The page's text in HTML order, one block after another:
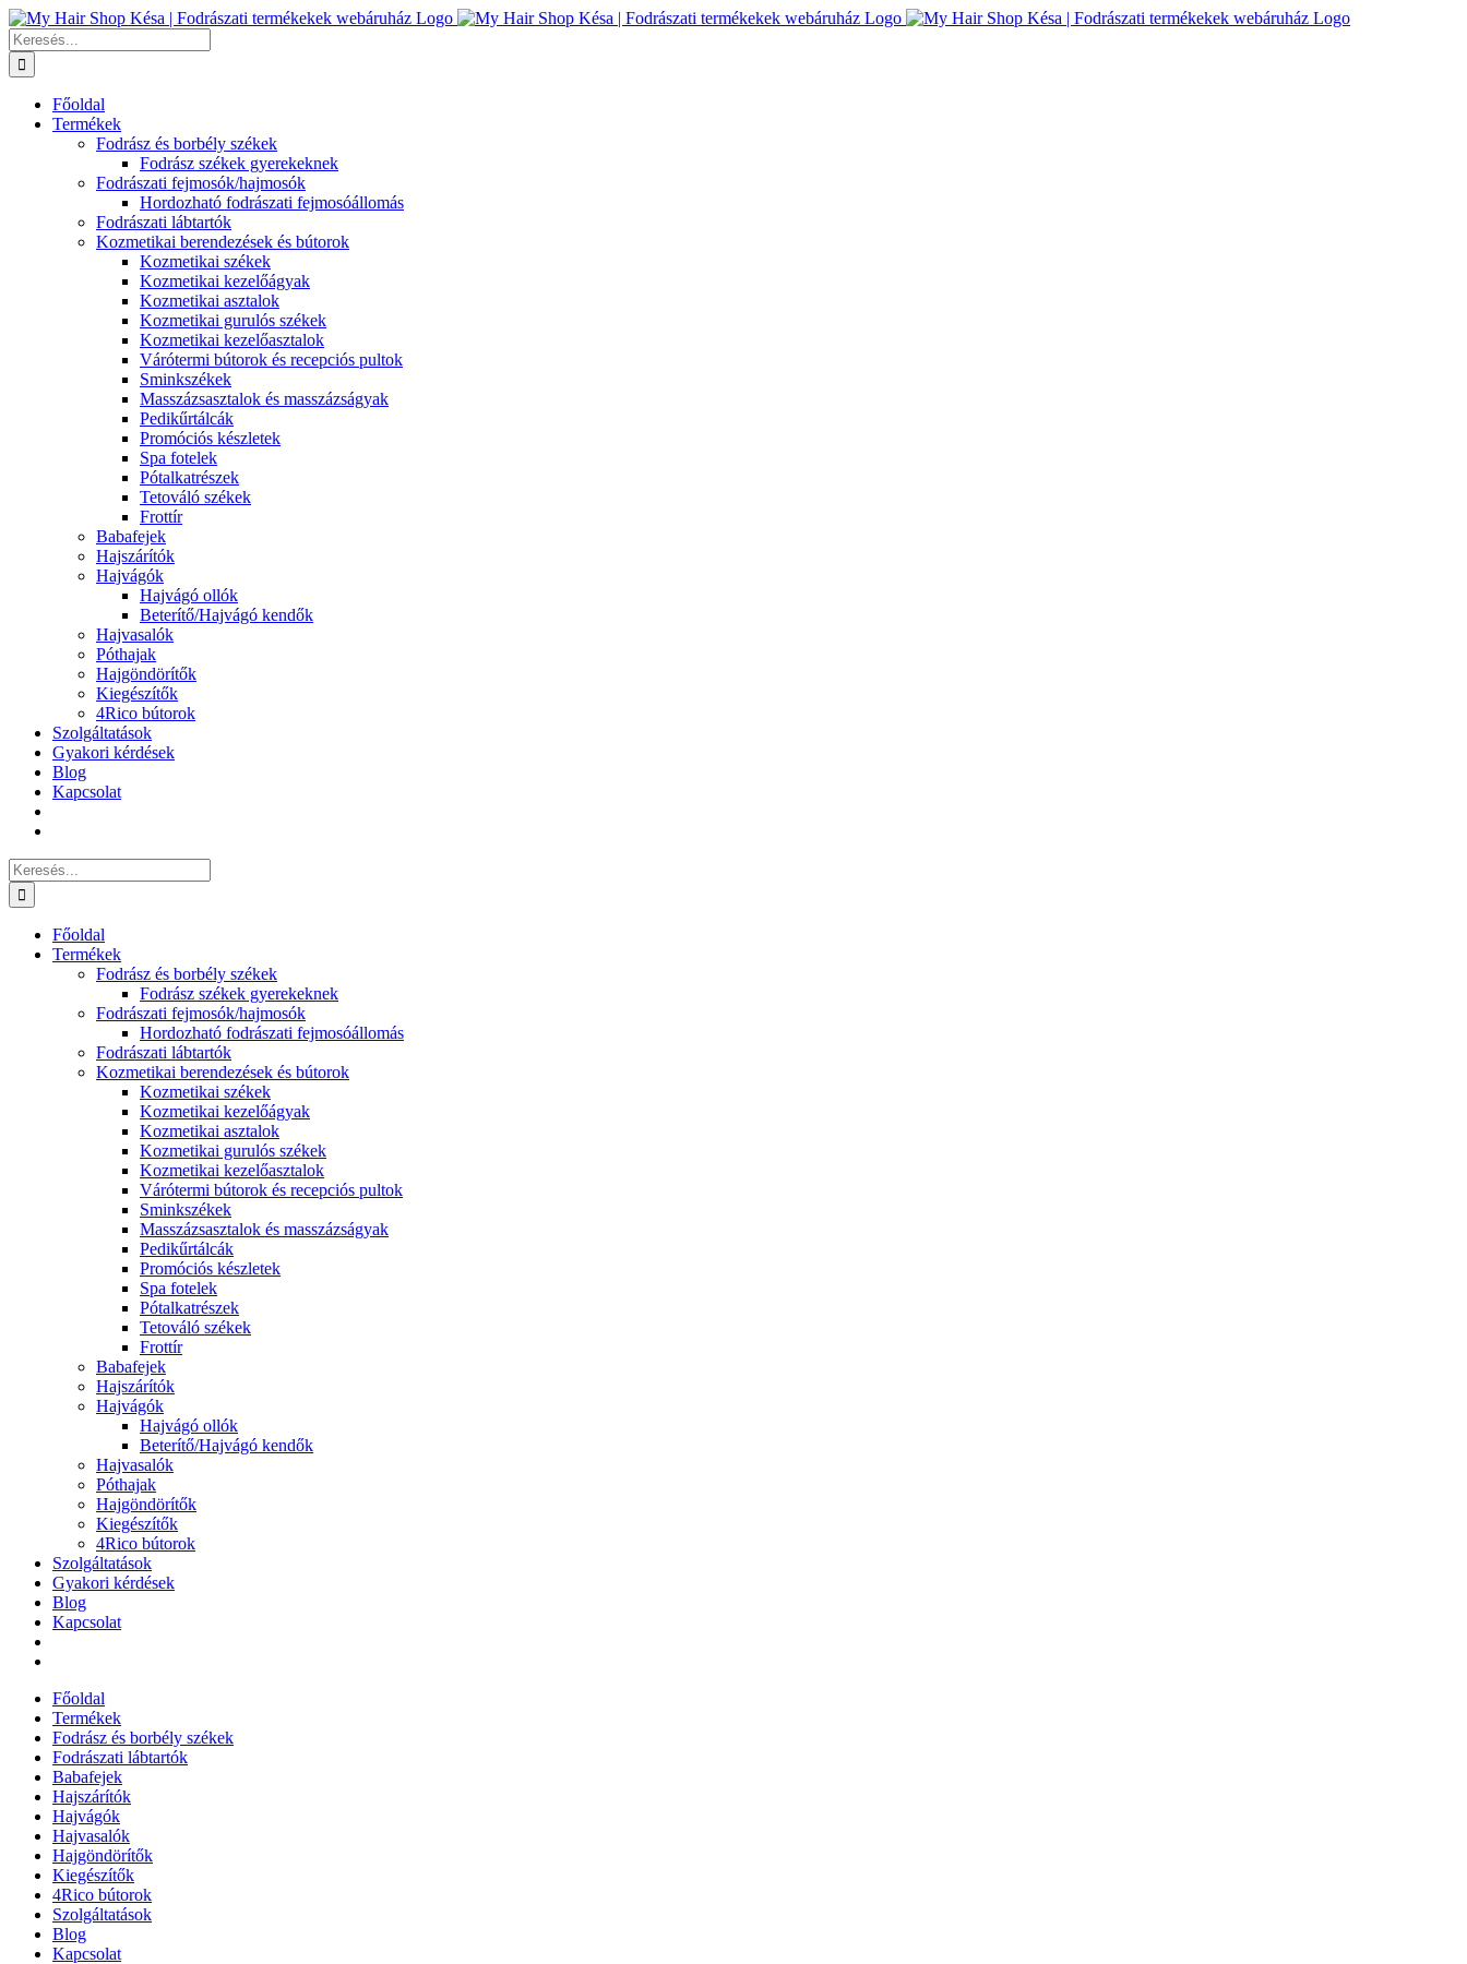
Kihagyás
Keresés...
Főoldal
Termékek
Fodrász és borbély székek
Fodrász székek gyerekeknek
Fodrászati fejmosók/hajmosók
Hordozható fodrászati fejmosóállomás
Fodrászati lábtartók
Kozmetikai berendezések és bútorok
Kozmetikai székek
Kozmetikai kezelőágyak
Kozmetikai asztalok
Kozmetikai gurulós székek
Kozmetikai kezelőasztalok
Várótermi bútorok és recepciós pultok
Sminkszékek
Masszázsasztalok és masszázságyak
Pedikűrtálcák
Promóciós készletek
Spa fotelek
Pótalkatrészek
Tetováló székek
Frottír
Babafejek
Hajszárítók
Hajvágók
Hajvágó ollók
Beterítő/Hajvágó kendők
Hajvasalók
Póthajak
Hajgöndörítők
Kiegészítők
4Rico bútorok
Szolgáltatások
Gyakori kérdések
Blog
Kapcsolat
Keresés...
Főoldal
Termékek
Fodrász és borbély székek
Fodrász székek gyerekeknek
Fodrászati fejmosók/hajmosók
Hordozható fodrászati fejmosóállomás
Fodrászati lábtartók
Kozmetikai berendezések és bútorok
Kozmetikai székek
Kozmetikai kezelőágyak
Kozmetikai asztalok
Kozmetikai gurulós székek
Kozmetikai kezelőasztalok
Várótermi bútorok és recepciós pultok
Sminkszékek
Masszázsasztalok és masszázságyak
Pedikűrtálcák
Promóciós készletek
Spa fotelek
Pótalkatrészek
Tetováló székek
Frottír
Babafejek
Hajszárítók
Hajvágók
Hajvágó ollók
Beterítő/Hajvágó kendők
Hajvasalók
Póthajak
Hajgöndörítők
Kiegészítők
4Rico bútorok
Szolgáltatások
Gyakori kérdések
Blog
Kapcsolat
Főoldal
Termékek
Fodrász és borbély székek
Fodrászati lábtartók
Babafejek
Hajszárítók
Hajvágók
Hajvasalók
Hajgöndörítők
Kiegészítők
4Rico bútorok
Szolgáltatások
Blog
Kapcsolat